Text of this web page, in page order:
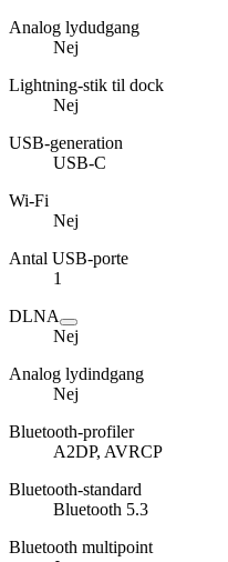
Analog lydudgang
Nej
Lightning-stik til dock
Nej
USB-generation
USB-C
Wi-Fi
Nej
Antal USB-porte
1
DLNA
Nej
Analog lydindgang
Nej
Bluetooth-profiler
A2DP, AVRCP
Bluetooth-standard
Bluetooth 5.3
Bluetooth multipoint